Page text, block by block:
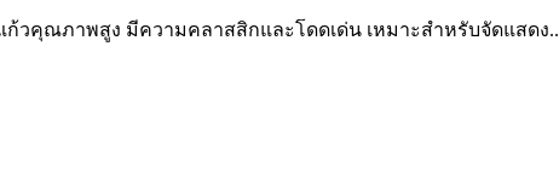
วคุณภาพสูง มีความคลาสสิกและโดดเด่น เหมาะสำหรับจัดแสดง